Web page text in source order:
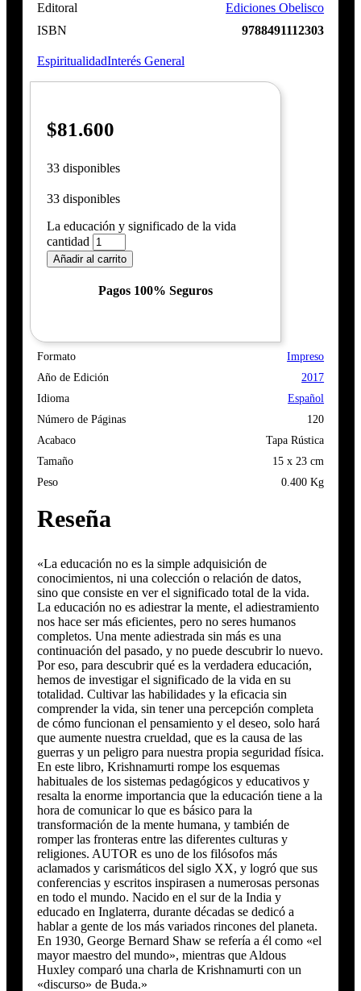
Editoral
Ediciones Obelisco
ISBN
9788491112303
EspiritualidadInterés General
$81.600
33 disponibles
33 disponibles
La educación y significado de la vida
cantidad
Añadir al carrito
Pagos 100% Seguros
Formato
Impreso
Año de Edición
2017
Idioma
Español
Número de Páginas
120
Acabaco
Tapa Rústica
Tamaño
15 x 23 cm
Peso
0.400 Kg
Reseña
«La educación no es la simple adquisición de
conocimientos, ni una colección o relación de datos,
sino que consiste en ver el significado total de la vida.
La educación no es adiestrar la mente, el adiestramiento
nos hace ser más eficientes, pero no seres humanos
completos. Una mente adiestrada sin más es una
continuación del pasado, y no puede descubrir lo nuevo.
Por eso, para descubrir qué es la verdadera educación,
hemos de investigar el significado de la vida en su
totalidad. Cultivar las habilidades y la eficacia sin
comprender la vida, sin tener una percepción completa
de cómo funcionan el pensamiento y el deseo, solo hará
que aumente nuestra crueldad, que es la causa de las
guerras y un peligro para nuestra propia seguridad física.
En este libro, Krishnamurti rompe los esquemas
habituales de los sistemas pedagógicos y educativos y
resalta la enorme importancia que la educación tiene a la
hora de comunicar lo que es básico para la
transformación de la mente humana, y también de
romper las fronteras entre las diferentes culturas y
religiones. AUTOR es uno de los filósofos más
aclamados y carismáticos del siglo XX, y logró que sus
conferencias y escritos inspirasen a numerosas personas
en todo el mundo. Nacido en el sur de la India y
educado en Inglaterra, durante décadas se dedicó a
hablar a gente de los más variados rincones del planeta.
En 1930, George Bernard Shaw se refería a él como «el
mayor maestro del mundo», mientras que Aldous
Huxley comparó una charla de Krishnamurti con un
«discurso» de Buda.»